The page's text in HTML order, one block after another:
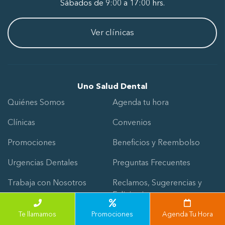
Te llamamos Promociones Agenda Tu Hora
Sábados de 9:00 a 17:00 hrs.
Ver clínicas
Uno Salud Dental
Quiénes Somos
Agenda tu hora
Clínicas Convenios
Promociones Beneficios y Reembolso
Urgencias Dentales Preguntas Frecuentes
Trabaja con Nosotros
Reclamos, Sugerencias y
Felicitaciones
Términos y condiciones